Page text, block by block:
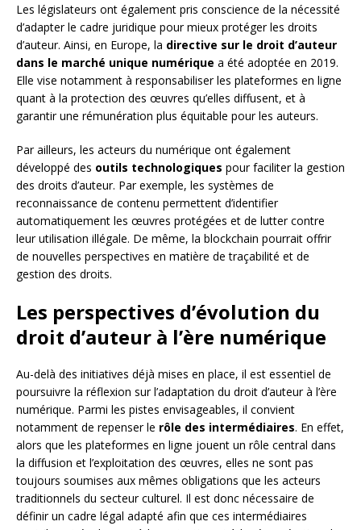
Les législateurs ont également pris conscience de la nécessité
d’adapter le cadre juridique pour mieux protéger les droits
d’auteur. Ainsi, en Europe, la directive sur le droit d’auteur
dans le marché unique numérique a été adoptée en 2019.
Elle vise notamment à responsabiliser les plateformes en ligne
quant à la protection des œuvres qu’elles diffusent, et à
garantir une rémunération plus équitable pour les auteurs.
Par ailleurs, les acteurs du numérique ont également
développé des outils technologiques pour faciliter la gestion
des droits d’auteur. Par exemple, les systèmes de
reconnaissance de contenu permettent d’identifier
automatiquement les œuvres protégées et de lutter contre
leur utilisation illégale. De même, la blockchain pourrait offrir
de nouvelles perspectives en matière de traçabilité et de
gestion des droits.
Les perspectives d’évolution du
droit d’auteur à l’ère numérique
Au-delà des initiatives déjà mises en place, il est essentiel de
poursuivre la réflexion sur l’adaptation du droit d’auteur à l’ère
numérique. Parmi les pistes envisageables, il convient
notamment de repenser le rôle des intermédiaires. En effet,
alors que les plateformes en ligne jouent un rôle central dans
la diffusion et l’exploitation des œuvres, elles ne sont pas
toujours soumises aux mêmes obligations que les acteurs
traditionnels du secteur culturel. Il est donc nécessaire de
définir un cadre légal adapté afin que ces intermédiaires